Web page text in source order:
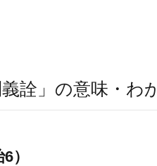
義詮」の意味・わ
）